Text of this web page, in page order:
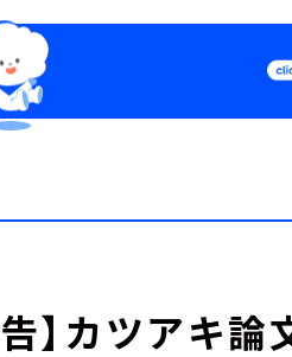
Podcast
】カツアキ